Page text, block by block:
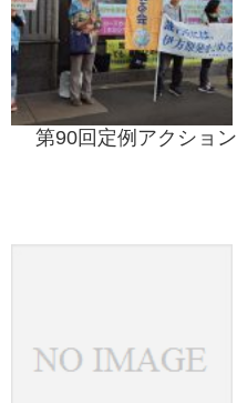
第90回定例アクション